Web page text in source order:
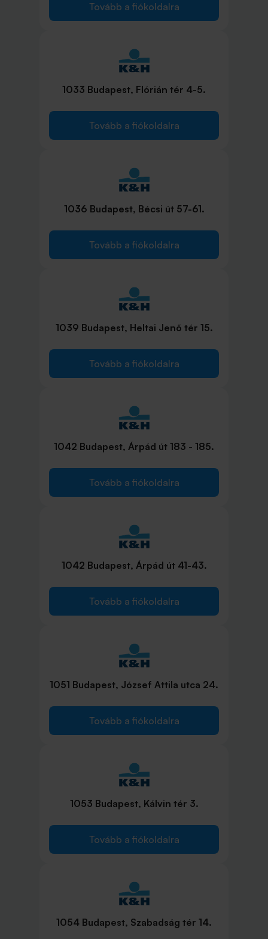
Tovább a fiókoldalra
1033 Budapest, Flórián tér 4-5.
Tovább a fiókoldalra
1036 Budapest, Bécsi út 57-61.
Tovább a fiókoldalra
1039 Budapest, Heltai Jenő tér 15.
Tovább a fiókoldalra
1042 Budapest, Árpád út 183 - 185.
Tovább a fiókoldalra
1042 Budapest, Árpád út 41-43.
Tovább a fiókoldalra
1051 Budapest, József Attila utca 24.
Tovább a fiókoldalra
1053 Budapest, Kálvin tér 3.
Tovább a fiókoldalra
1054 Budapest, Szabadság tér 14.